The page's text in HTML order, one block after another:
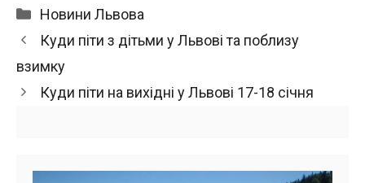
Категорії
Новини Львова
Куди піти з дітьми у Львові та поблизу
взимку
Куди піти на вихідні у Львові 17-18 січня